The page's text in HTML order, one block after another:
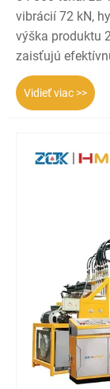
vibrácií 72 kN,
výška produktu
zaisťujú
Vidieť viac >>